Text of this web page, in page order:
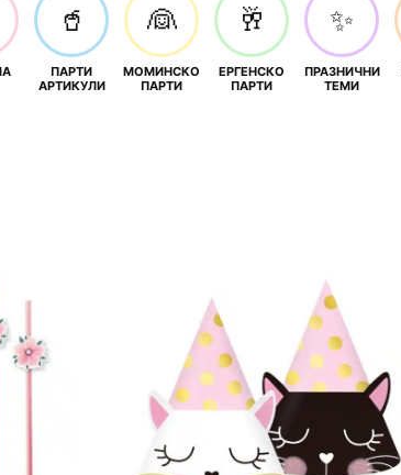
🥤
ПАРТИ
АРТИКУЛИ
👰
МОМИНСКО
ПАРТИ
🥂
ЕРГЕНСКО
ПАРТИ
✨
ПРАЗНИЧНИ
ТЕМИ